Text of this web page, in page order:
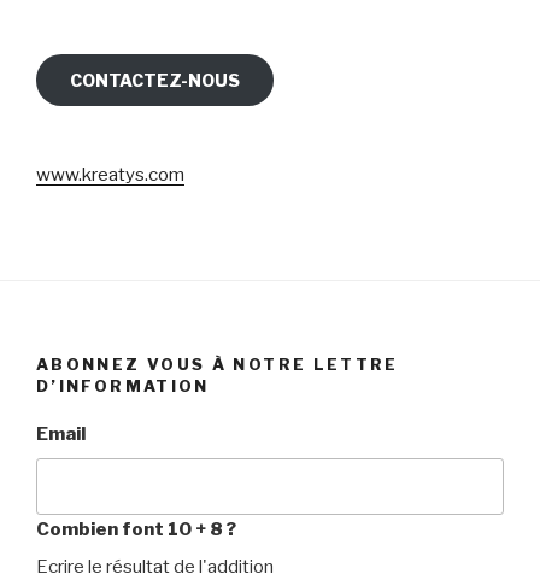
CONTACTEZ-NOUS
www.kreatys.com
ABONNEZ VOUS À NOTRE LETTRE
D’INFORMATION
Email
Combien font 10 + 8 ?
Ecrire le résultat de l'addition